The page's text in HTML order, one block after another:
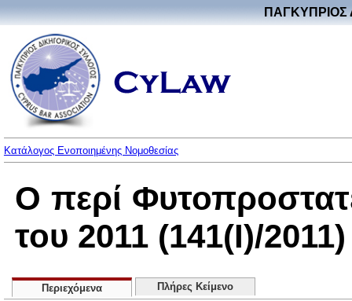
ΠΑΓΚΥΠΡΙΟΣ
Κατάλογος Ενοποιημένης Νομοθεσίας
Ο περί
του 2011 (141(I)/2011)
Περιεχόμενα Πλήρες Κείμενο